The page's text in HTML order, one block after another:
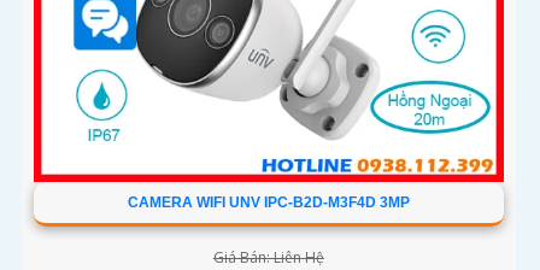
CAMERA WIFI UNV IPC-B2D-M3F4D 3MP
Giá Bán: Liên Hệ